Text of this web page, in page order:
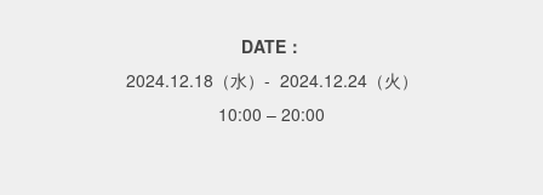
DATE：
2024.12.18（水）- 2024.12.24（火）
10:00 – 20:00